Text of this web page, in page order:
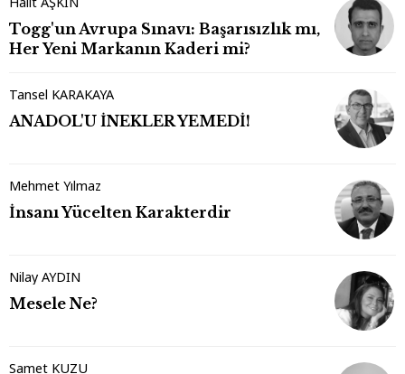
Togg'un Avrupa Sınavı: Başarısızlık mı,
Her Yeni Markanın Kaderi mi?
Tansel KARAKAYA
ANADOL'U İNEKLER YEMEDİ!
Mehmet Yılmaz
İnsanı Yücelten Karakterdir
Nilay AYDIN
Mesele Ne?
Samet KUZU